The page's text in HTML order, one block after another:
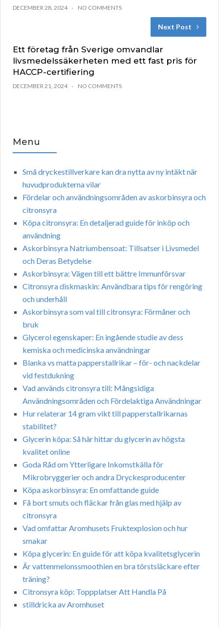
DECEMBER 28, 2024 NO COMMENTS
Next Post
Ett företag från Sverige omvandlar
livsmedelssäkerheten med ett fast pris för
HACCP-certifiering
DECEMBER 21, 2024 NO COMMENTS
Menu
Små dryckestillverkare kan dra nytta av ny intäkt när
huvudprodukterna vilar
Fördelar och användningsområden av askorbinsyra och
citronsyra
Köpa citronsyra: En detaljerad guide för inköp och
användning
Askorbinsyra Natriumbensoat: Tillsatser i Livsmedel
och Deras Betydelse
Askorbinsyra: Vägen till ett bättre Immunförsvar
Citronsyra diskmaskin: Användbara tips för rengöring
och underhåll
Askorbinsyra som val till citronsyra: Förmåner och
bruk
Glycerol egenskaper: En ingående studie av dess
kemiska och medicinska användningar
Blanka vs matta papperstallrikar – för- och nackdelar
vid festdukning
Vad används citronsyra till: Mångsidiga
Användningsområden och Fördelaktiga Användningar
Hur relaterar 14 gram vikt till papperstallrikarnas
stabilitet?
Glycerin köpa: Så här hittar du glycerin av högsta
kvalitet online
Goda Råd om Ytterligare Inkomstkälla för
Mikrobryggerier och andra Dryckesproducenter
Köpa askorbinsyra: En omfattande guide
Få bort smuts och fläckar från glas med hjälp av
citronsyra
Vad omfattar Aromhusets Fruktexplosion och hur
smakar
Köpa glycerin: En guide för att köpa kvalitetsglycerin
Är vattenmelonssmoothien en bra törstsläckare efter
träning?
Citronsyra köp: Toppplatser Att Handla På
stilldricka av Aromhuset